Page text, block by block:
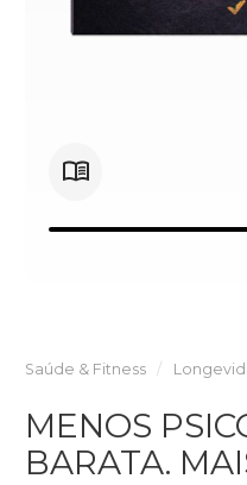
Saúde & Fitness
MENOS
BARATA.